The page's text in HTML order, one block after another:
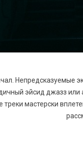
Непредсказуемые
эйсид джазз или
треки мастерски